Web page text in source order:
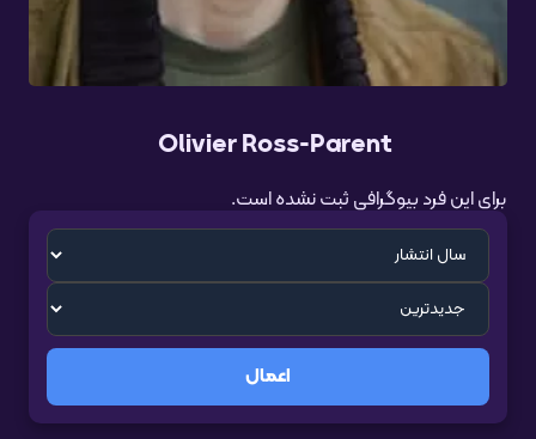
Olivier Ross-Parent
برای این فرد بیوگرافی ثبت نشده است.
اعمال